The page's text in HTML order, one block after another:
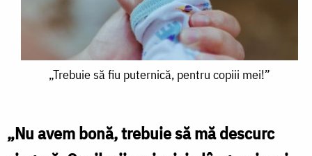
„Trebuie
puternică,
„Trebuie să fiu puternică, pentru copiii mei!”
„Nu avem bonă, trebuie să mă descurc